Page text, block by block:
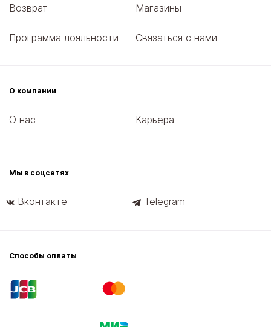
Возврат Магазины
Программа лояльности Связаться с нами
О компании
О нас Карьера
Мы в соцсетях
Вконтакте Telegram
Способы оплаты